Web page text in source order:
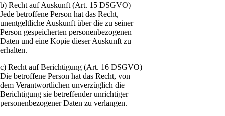
b) Recht auf Auskunft (Art. 15 DSGVO)
Jede betroffene Person hat das Recht,
unentgeltliche Auskunft über die zu seiner
Person gespeicherten personenbezogenen
Daten und eine Kopie dieser Auskunft zu
erhalten.
c) Recht auf Berichtigung (Art. 16 DSGVO)
Die betroffene Person hat das Recht, von
dem Verantwortlichen unverzüglich die
Berichtigung sie betreffender unrichtiger
personenbezogener Daten zu verlangen.